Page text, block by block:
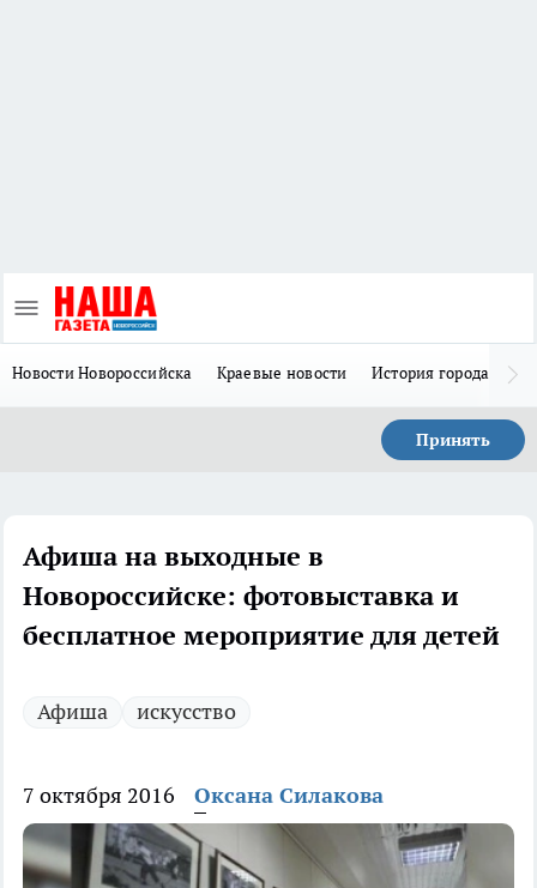
Новости Новороссийска Краевые новости История города Н
Принять
Афиша на выходные в
Новороссийске: фотовыставка и
бесплатное мероприятие для детей
Афиша искусство
7 октября 2016 Оксана Силакова